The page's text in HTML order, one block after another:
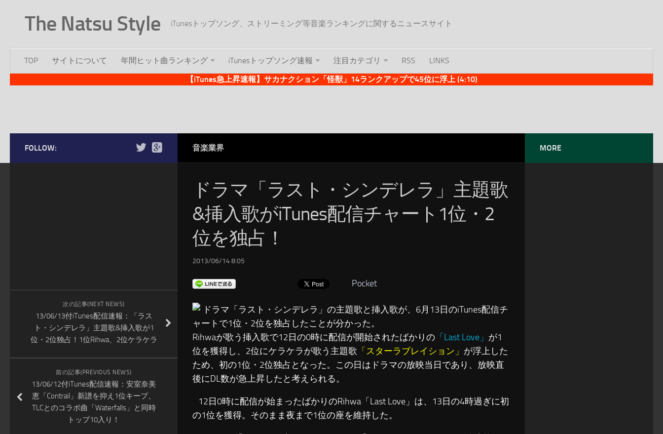
The Natsu Style iTunesトップソング、ストリーミング等音楽ランキングに関するニュースサイト
TOP サイトについて 年間ヒット曲ランキング iTunesトップソング速報 注目カテゴリ RSS
LINKS
【iTunes急上昇速報】サカナクション「怪獣」14ランクアップで45位に浮上 (4:10)
音楽業界
ドラマ「ラスト・シンデレラ」主題歌
&挿入歌がiTunes配信チャート1位・2
位を独占！
2013/06/14 8:05
Pocket
ドラマ「ラスト・シンデレラ」の主題歌と挿入歌が、6月13日のiTunes配信チ
ャートで1位・2位を独占したことが分かった。
Rihwaが歌う挿入歌で12日の0時に配信が開始されたばかりの 「Last Love」 が1
位を獲得し、2位にケラケラが歌う主題歌 「スターラブレイション」 が浮上した
ため、初の1位・2位独占となった。この日はドラマの放映当日であり、放映直
後にDL数が急上昇したと考えられる。
12日0時に配信が始まったばかりのRihwa「Last Love」は、13日の4時過ぎに初
の1位を獲得。そのまま夜まで1位の座を維持した。
FOLLOW:
次の記事(NEXT NEWS)
13/06/13付iTunes配信速報：「ラス
ト・シンデレラ」主題歌&挿入歌が1
位・2位独占！1位Rihwa、2位ケラケラ
前の記事(PREVIOUS NEWS)
13/06/12付iTunes配信速報：安室奈美
恵「Contrail」新譜を抑え1位キープ、
TLCとのコラボ曲「Waterfalls」と同時
トップ10入り！
MORE